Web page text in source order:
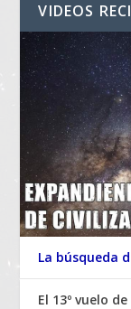
VIDEOS
La búsqueda
El 13º vuelo